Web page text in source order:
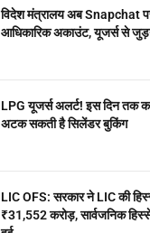
विदेश मंत्रालय अब Snapchat
आधिकारिक अकाउंट, यूजर्स से
LPG यूजर्स अलर्ट! इस दिन तक
अटक सकती है सिलेंडर बुकिंग
LIC OFS: सरकार ने LIC की
₹31,552 करोड़, सार्वजनिक